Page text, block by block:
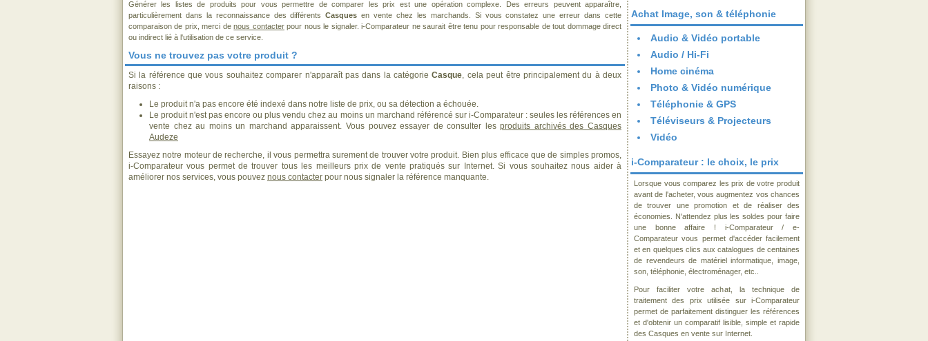
Générer les listes de produits pour vous permettre de comparer les prix est une opération complexe. Des erreurs peuvent apparaître,
particulièrement dans la reconnaissance des différentsCasques en vente chez les marchands. Si vous constatez une erreur dans cette
comparaison de prix, merci denous contacterpour nous le signaler. i-Comparateur ne saurait être tenu pour responsable de tout dommage direct
ou indirect lié à l'utilisation de ce service.
Vous ne trouvez pas votre produit ?
Si la référence que vous souhaitez comparer n'apparaît pas dans la catégorieCasque, cela peut être principalement du à deux
raisons :
Le produit n'a pas encore été indexé dans notre liste de prix, ou sa détection a échouée.
Le produit n'est pas encore ou plus vendu chez au moins un marchand référencé sur i-Comparateur : seules les références en
vente chez au moins un marchand apparaissent. Vous pouvez essayer de consulter lesproduits archivés des Casques
Audeze
Essayez notre moteur de recherche, il vous permettra surement de trouver votre produit. Bien plus efficace que de simples promos,
i-Comparateur vous permet de trouver tous les meilleurs prix de vente pratiqués sur Internet. Si vous souhaitez nous aider à
améliorer nos services, vous pouvez nous contacter pour nous signaler la référence manquante.
Achat Image, son & téléphonie
Audio & Vidéo portable
Audio / Hi-Fi
Home cinéma
Photo & Vidéo numérique
Téléphonie & GPS
Téléviseurs & Projecteurs
Vidéo
i-Comparateur : le choix, le prix
Lorsque vous comparez les prix de votre produit
avant de l'acheter, vous augmentez vos chances
de trouver une promotion et de réaliser des
économies. N'attendez plus les soldes pour faire
une bonne affaire ! i-Comparateur / e-
Comparateur vous permet d'accéder facilement
et en quelques clics aux catalogues de centaines
de revendeurs de matériel informatique, image,
son, téléphonie, électroménager, etc..
Pour faciliter votre achat, la technique de
traitement des prix utilisée sur i-Comparateur
permet de parfaitement distinguer les références
et d'obtenir un comparatif lisible, simple et rapide
des Casques en vente sur Internet.